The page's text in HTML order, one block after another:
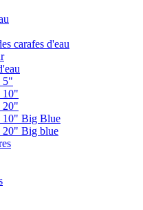
carafes d'eau
5"
10"
20"
10" Big Blue
20" Big blue